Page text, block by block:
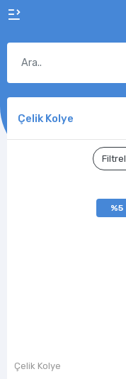
Çelik Kolye
%5
Çelik Kolye